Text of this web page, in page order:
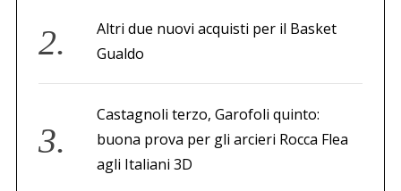
Altri due nuovi acquisti per il Basket
Gualdo
Castagnoli terzo, Garofoli quinto:
buona prova per gli arcieri Rocca Flea
agli Italiani 3D